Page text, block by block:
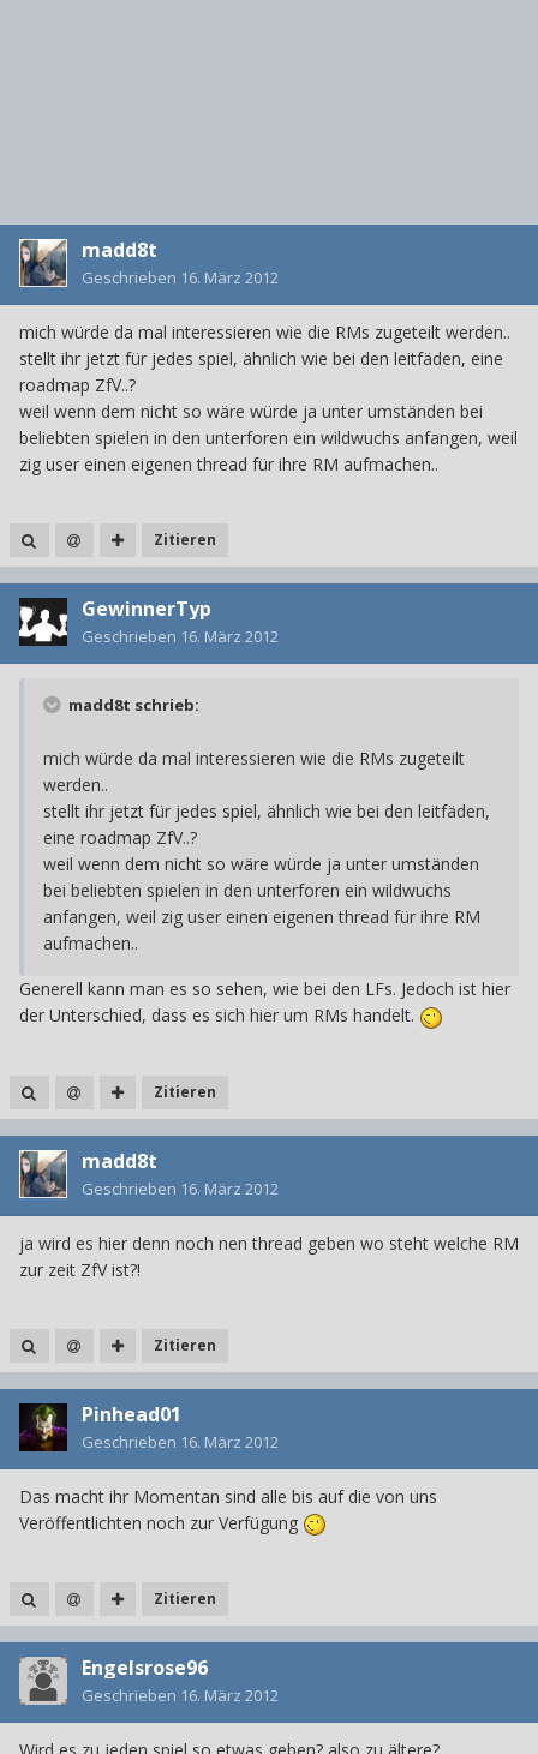
madd8t
Geschrieben 16. März 2012
mich würde da mal interessieren wie die RMs zugeteilt werden..
stellt ihr jetzt für jedes spiel, ähnlich wie bei den leitfäden, eine
roadmap ZfV..?
weil wenn dem nicht so wäre würde ja unter umständen bei
beliebten spielen in den unterforen ein wildwuchs anfangen, weil
zig user einen eigenen thread für ihre RM aufmachen..
Zitieren
GewinnerTyp
Geschrieben 16. März 2012
madd8t schrieb:
mich würde da mal interessieren wie die RMs zugeteilt
werden..
stellt ihr jetzt für jedes spiel, ähnlich wie bei den leitfäden,
eine roadmap ZfV..?
weil wenn dem nicht so wäre würde ja unter umständen
bei beliebten spielen in den unterforen ein wildwuchs
anfangen, weil zig user einen eigenen thread für ihre RM
aufmachen..
Generell kann man es so sehen, wie bei den LFs. Jedoch ist hier
der Unterschied, dass es sich hier um RMs handelt.
Zitieren
madd8t
Geschrieben 16. März 2012
ja wird es hier denn noch nen thread geben wo steht welche RM
zur zeit ZfV ist?!
Zitieren
Pinhead01
Geschrieben 16. März 2012
Das macht ihr Momentan sind alle bis auf die von uns
Veröffentlichten noch zur Verfügung
Zitieren
Engelsrose96
Geschrieben 16. März 2012